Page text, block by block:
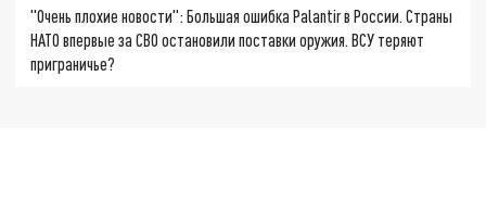
"Очень плохие новости": Большая ошибка Palantir в России. Страны
НАТО впервые за СВО остановили поставки оружия. ВСУ теряют
приграничье?